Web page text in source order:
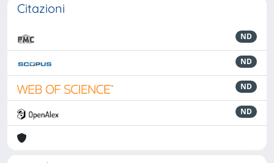
Citazioni
ND
ND
ND
ND